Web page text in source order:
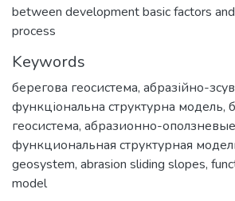
between development basic factors
process
Keywords
берегова геосистема, абразійно-
функціональна структурна модель,
геосистема, абразионно-
функциональная структурная
geosystem, abrasion sliding slopes,
model